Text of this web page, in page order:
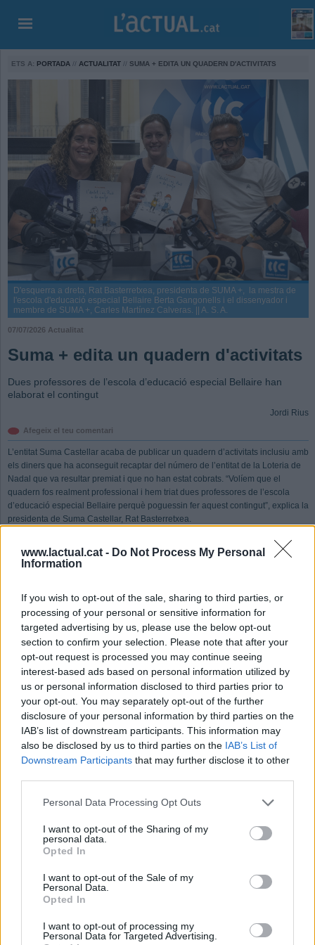
www.lactual.cat - Do Not Process My Personal
Information
If you wish to opt-out of the sale, sharing to third parties, or
processing of your personal or sensitive information for
targeted advertising by us, please use the below opt-out
section to confirm your selection. Please note that after your
opt-out request is processed you may continue seeing
interest-based ads based on personal information utilized by
us or personal information disclosed to third parties prior to
your opt-out. You may separately opt-out of the further
disclosure of your personal information by third parties on the
IAB’s list of downstream participants. This information may
also be disclosed by us to third parties on the IAB’s List of
Downstream Participants that may further disclose it to other
Personal Data Processing Opt Outs
I want to opt-out of the Sharing of my
personal data.
Opted In
I want to opt-out of the Sale of my
Personal Data.
Opted In
I want to opt-out of processing my
Personal Data for Targeted Advertising.
ETS A: PORTADA // ACTUALITAT // SUMA + EDITA UN QUADERN D'ACTIVITATS
D'esquerra a dreta, Rat Basterretxea, presidenta de SUMA +, la mestra de
l'escola d'educació especial Bellaire Berta Gangonells i el dissenyador i
membre de SUMA +, Carles Martínez Calveras. || A. S. A.
07/07/2026 Actualitat
Suma + edita un quadern d'activitats
Dues professores de l’escola d’educació especial Bellaire han
elaborat el contingut
Jordi Rius
Afegeix el teu comentari
L’entitat Suma Castellar acaba de publicar un quadern d’activitats inclusiu amb
els diners que ha aconseguit recaptar del número de l’entitat de la Loteria de
Nadal que va resultar premiat i que no han estat cobrats. “Volíem que el
quadern fos realment professional i hem triat dues professores de l’escola
d’educació especial Bellaire perquè poguessin fer aquest contingut”, explica la
presidenta de Suma Castellar, Rat Basterretxea.
, reivindica precisament això: “Que tothom
vagi al seu ritme. Estem en una educació on tothom ha de passar per un
Pau i l’Arlet són els protagonistes del quadern, “i això té molt sentit perquè és
l’origen de Suma, que neix del consell escolar del Joan Blanquer, en què la
Mònica i jo tenim el Pau i l’Arlet, dos nens autistes”, assegura la presidenta de
Suma Castellar. Un altre element característic d’aquest quadern és que “els
que estem al davant de l’entitat sortim i és una mena d’homenatge als que hi
són sempre, s’arremanguen i tot el que fan ho fan de manera voluntària”.
La mestra de l’escola d’educació especial Bellaire, la castellarenca Berta
Gangonells, ha explicat que el que se cercava és que “havia de ser un
quadernet el màxim de manipulatiu possible, que fomentés molt l’autonomia
dels infants i hi hagués molta claredat visual, que les activitats parlessin per si
mateixes. Ens vam inspirar molt en la metodologia Teacch que s’utilitza molt
amb infants amb autisme”.
manipulatives, els adhesius es poden desenganxar més d’una vegada i es
tres blocs (sorra, aigua i fons marí) i inclouen diferents àmbits del currículum:
llengua, lògic-matemàtic i coneixement del medi.
“en general, els quaderns són molt freds i nosaltres buscàvem que fos més
amable i que tingués una història”. Martínez ha afegit que “es partia d’unes
fitxes, amb estils diferents, i vam haver de buscar l’estètica que transmetia
presentació del quadern a la Biblioteca Antoni Tort.